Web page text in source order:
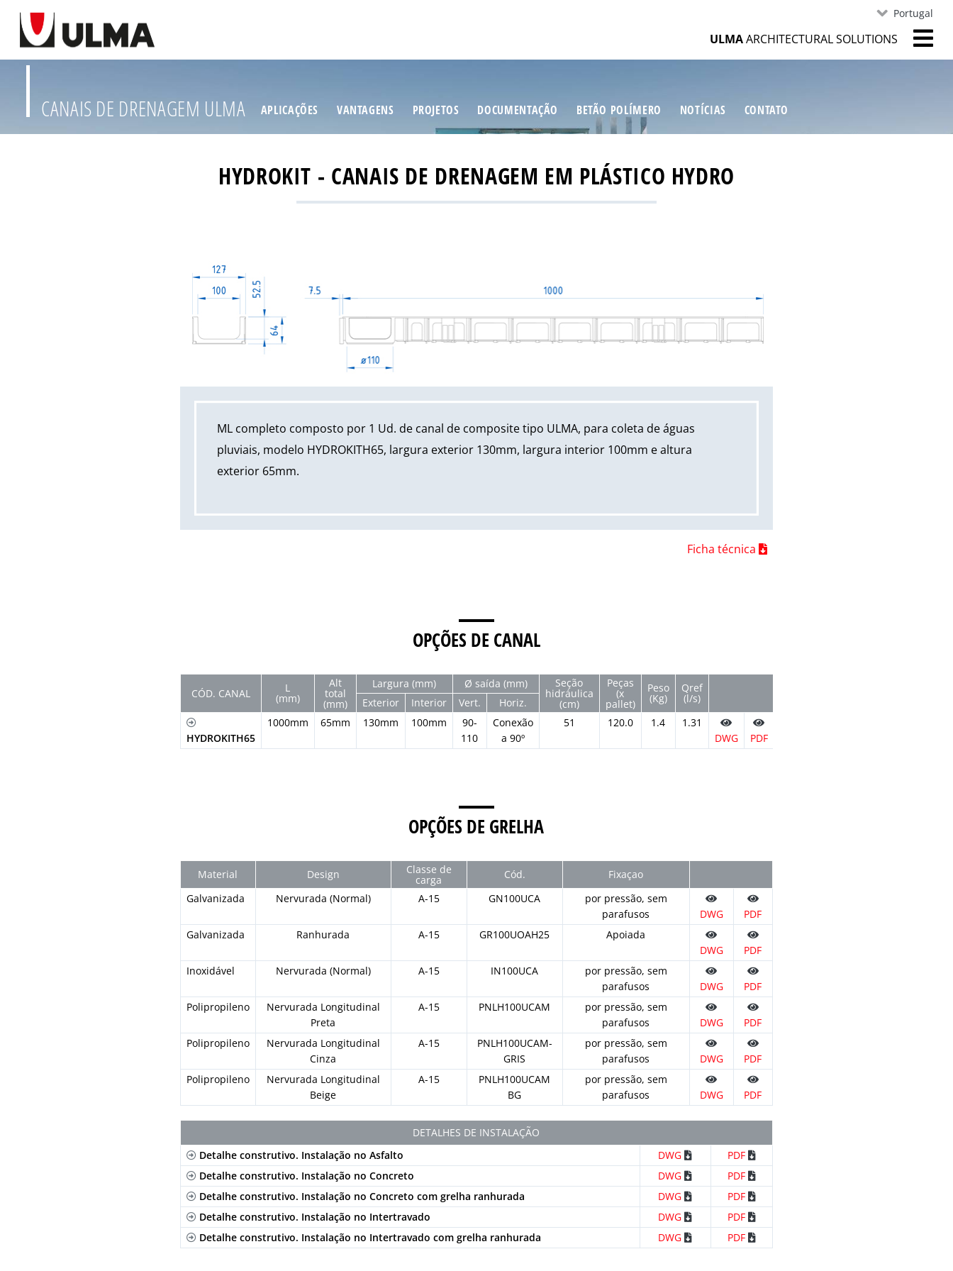
Portugal
ULMAARCHITECTURAL SOLUTIONS
CANAIS DE DRENAGEM ULMA APLICAÇÕES VANTAGENS PROJETOS DOCUMENTAÇÃO BETÃO POLÍMERO NOTÍCIAS CONTATO
HYDROKIT - CANAIS DE DRENAGEM EM PLÁSTICO HYDRO
ML completo composto por 1 Ud. de canal de composite tipo ULMA, para coleta de águas
pluviais, modelo HYDROKITH65, largura exterior 130mm, largura interior 100mm e altura
exterior 65mm.
Ficha técnica
OPÇÕES DE CANAL
CÓD. CANAL L
(mm)
Alt
total
(mm)
Largura (mm) Ø saída (mm) Seção
hidráulica
(cm)
Peças
(x
pallet)
Peso
(Kg)
Qref
(l/s)
Exterior Interior Vert. Horiz.
HYDROKITH65
1000mm 65mm 130mm 100mm
90-
110
Conexão
a 90º
51 120.0 1.4
1.31
DWG
PDF
OPÇÕES DE GRELHA
Material Design Classe de
carga Cód.
Fixaçao
Galvanizada
Nervurada (Normal) A-15 GN100UCA
por pressão, sem
parafusos
DWG
PDF
Galvanizada
Ranhurada A-15 GR100UOAH25
Apoiada
DWG
PDF
Inoxidável
Nervurada (Normal) A-15 IN100UCA
por pressão, sem
parafusos
DWG
PDF
Polipropileno
Nervurada Longitudinal
Preta
A-15 PNLH100UCAM
por pressão, sem
parafusos
DWG
PDF
Polipropileno
Nervurada Longitudinal
Cinza
A-15
PNLH100UCAM-
GRIS
por pressão, sem
parafusos
DWG
PDF
Polipropileno
Nervurada Longitudinal
Beige
A-15
PNLH100UCAM
BG
por pressão, sem
parafusos
DWG PDF
DETALHES DE INSTALAÇÃO
Detalhe construtivo. Instalação no Asfalto
DWG
PDF
Detalhe construtivo. Instalação no Concreto
DWG
PDF
Detalhe construtivo. Instalação no Concreto com grelha ranhurada
DWG
PDF
Detalhe construtivo. Instalação no Intertravado
DWG
PDF
Detalhe construtivo. Instalação no Intertravado com grelha ranhurada
DWG PDF